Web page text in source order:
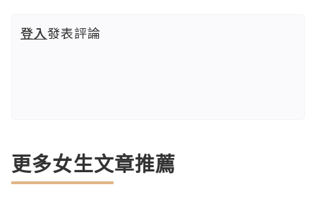
登入發表評論
更多女生文章推薦